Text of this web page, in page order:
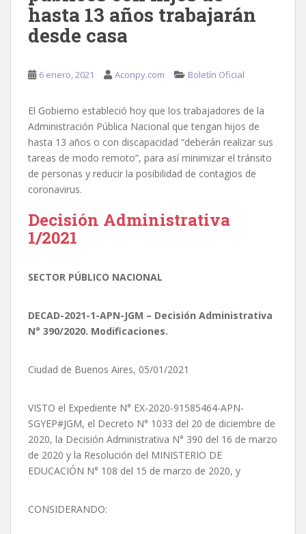
hasta 13 años trabajarán
desde casa
6 enero, 2021 Aconpy.com Boletín Oficial
El Gobierno estableció hoy que los trabajadores de la
Administración Pública Nacional que tengan hijos de
hasta 13 años o con discapacidad “deberán realizar sus
tareas de modo remoto”, para así minimizar el tránsito
de personas y reducir la posibilidad de contagios de
coronavirus.
Decisión Administrativa
1/2021
SECTOR PÚBLICO NACIONAL
DECAD-2021-1-APN-JGM – Decisión Administrativa
N° 390/2020. Modificaciones.
Ciudad de Buenos Aires, 05/01/2021
VISTO el Expediente N° EX-2020-91585464-APN-
SGYEP#JGM, el Decreto N° 1033 del 20 de diciembre de
2020, la Decisión Administrativa N° 390 del 16 de marzo
de 2020 y la Resolución del MINISTERIO DE
EDUCACIÓN N° 108 del 15 de marzo de 2020, y
CONSIDERANDO: